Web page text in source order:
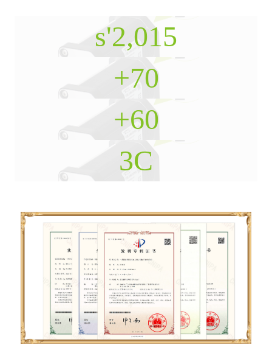
2,015
's
70
+
60
+
3C